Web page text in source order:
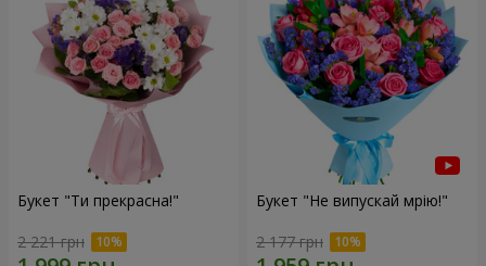
Букет "Ти прекрасна!"
2 221 грн
Букет "Не випускай мрію!"
2 177 грн